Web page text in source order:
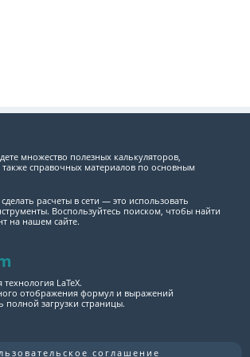
множество полезных калькуляторов,
также справочных материалов по основным
расчеты в сети — это использовать
Воспользуйтесь поиском, чтобы найти
на нашем сайте.
технология LaTeX.
отображения формул и выражений
полной загрузки страницы.
соглашение